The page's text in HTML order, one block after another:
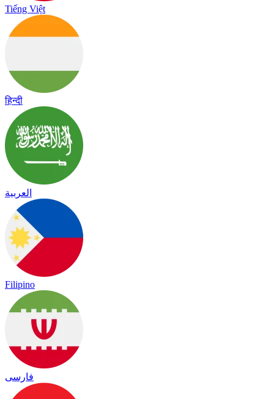
Tiếng Việt
हिन्दी
العربية
Filipino
فارسی